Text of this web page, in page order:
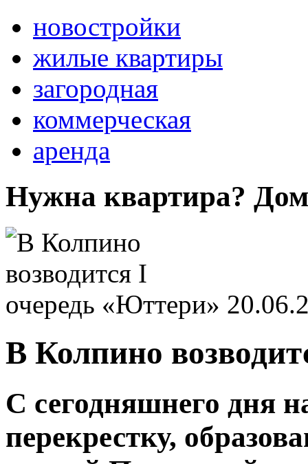
новостройки
жилые квартиры
загородная
коммерческая
аренда
Нужна квартира?
В Колпино
С сегодняшнего дня
перекрестку,